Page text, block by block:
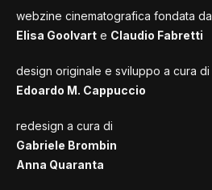
webzine cinematografica fondata da
Elisa Goolvart e Claudio Fabretti
design originale e sviluppo a cura di
Edoardo M. Cappuccio
redesign a cura di
Gabriele Brombin
Anna Quaranta